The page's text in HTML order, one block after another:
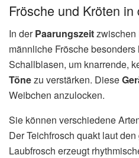
Frösche und Kröten
In derPaarungszeitzwischen
männliche Frösche
Schallblasen, um knarrende,
Tönezu verstärken. Diese
Weibchen anzulocken.
Sie können verschiedene
Der Teichfrosch quakt laut
Laubfrosch erzeugt